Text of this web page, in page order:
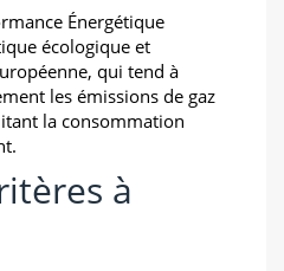
Énergétique
écologique et
qui tend à
les émissions de gaz
la consommation
à